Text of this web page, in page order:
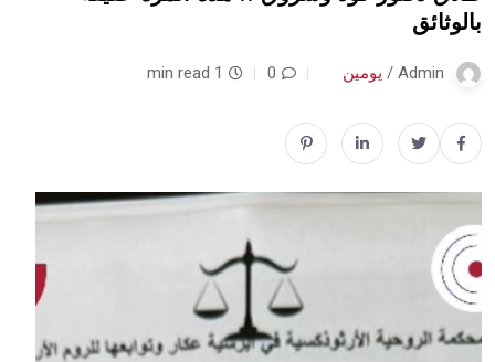
بالوثائق
Admin / يومين 0
1 min read